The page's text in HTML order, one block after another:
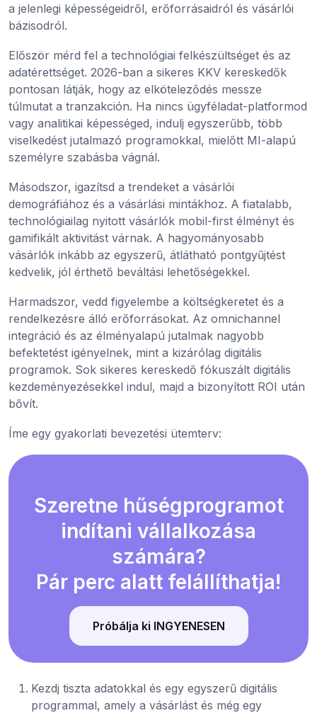
a jelenlegi képességeidről, erőforrásaidról és vásárlói
bázisodról.
Először mérd fel a technológiai felkészültséget és az
adatérettséget. 2026-ban a sikeres KKV kereskedők
pontosan látják, hogy az elköteleződés messze
túlmutat a tranzakción. Ha nincs ügyféladat-platformod
vagy analitikai képességed, indulj egyszerűbb, több
viselkedést jutalmazó programokkal, mielőtt MI-alapú
személyre szabásba vágnál.
Másodszor, igazítsd a trendeket a vásárlói
demográfiához és a vásárlási mintákhoz. A fiatalabb,
technológiailag nyitott vásárlók mobil-first élményt és
gamifikált aktivitást várnak. A hagyományosabb
vásárlók inkább az egyszerű, átlátható pontgyűjtést
kedvelik, jól érthető beváltási lehetőségekkel.
Harmadszor, vedd figyelembe a költségkeretet és a
rendelkezésre álló erőforrásokat. Az omnichannel
integráció és az élményalapú jutalmak nagyobb
befektetést igényelnek, mint a kizárólag digitális
programok. Sok sikeres kereskedő fókuszált digitális
kezdeményezésekkel indul, majd a bizonyított ROI után
bővít.
Íme egy gyakorlati bevezetési ütemterv:
Szeretne hűségprogramot
indítani vállalkozása
számára?
Pár perc alatt felállíthatja!
Próbálja ki INGYENESEN
Kezdj tiszta adatokkal és egy egyszerű digitális
programmal, amely a vásárlást és még egy